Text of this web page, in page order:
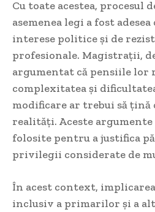
Cu toate acestea, procesul
asemenea legi a fost
interese politice și de
profesionale. Magistrații,
argumentat că pensiile lor
complexitatea și
modificare ar trebui să țină
realități. Aceste argumente
folosite pentru a justifica
privilegii considerate de
În acest context,
inclusiv a primarilor și a